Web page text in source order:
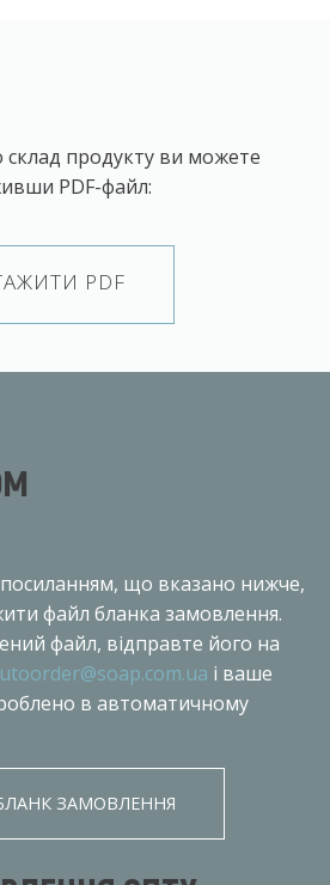
продукту ви можете
PDF-файл:
PDF
що вказано нижче,
файл бланка замовлення.
файл, відправте його на
і ваше
в автоматичному
ЗАМОВЛЕННЯ